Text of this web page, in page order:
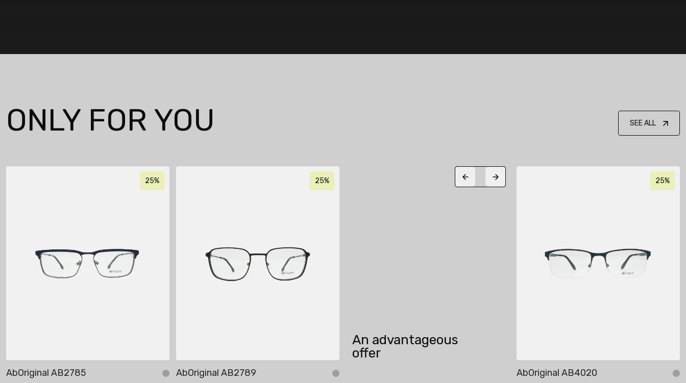
ONLY FOR YOU SEE ALL
25%
AbOriginal AB2785
25%
AbOriginal AB2789
25% 25%
AbOriginal AB4020
Previous slide
Next slide
An advantageous
offer